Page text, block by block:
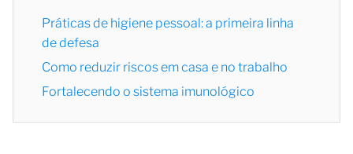
Práticas de higiene pessoal: a primeira linha
de defesa
Como reduzir riscos em casa e no trabalho
Fortalecendo o sistema imunológico